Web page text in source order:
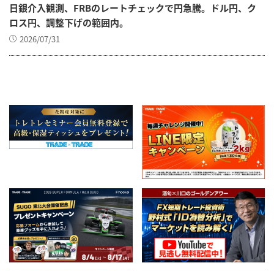
日銀介入観測、FRBのレートチェックで円急騰。ドル円、ク
ロス円、調整下げの範囲内。
2026/07/31